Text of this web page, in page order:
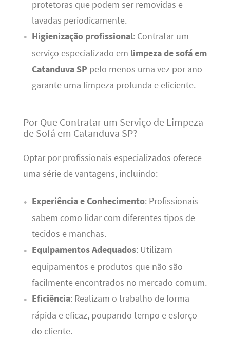
protetoras que podem ser removidas e
lavadas periodicamente.
Higienização profissional: Contratar um
serviço especializado em limpeza de sofá em
Catanduva SP pelo menos uma vez por ano
garante uma limpeza profunda e eficiente.
Por Que Contratar um Serviço de Limpeza
de Sofá em Catanduva SP?
Optar por profissionais especializados oferece
uma série de vantagens, incluindo:
Experiência e Conhecimento: Profissionais
sabem como lidar com diferentes tipos de
tecidos e manchas.
Equipamentos Adequados: Utilizam
equipamentos e produtos que não são
facilmente encontrados no mercado comum.
Eficiência: Realizam o trabalho de forma
rápida e eficaz, poupando tempo e esforço
do cliente.